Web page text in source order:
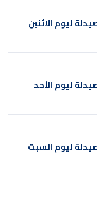
ليوم الاثنين
ليوم الأحد
ليوم السبت